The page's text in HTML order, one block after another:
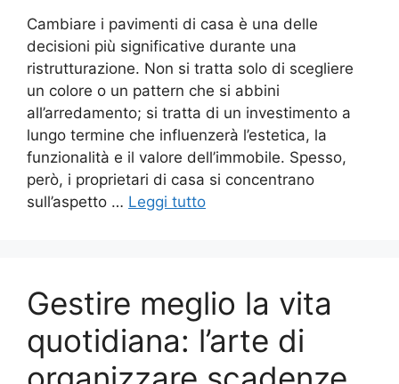
Cambiare i pavimenti di casa è una delle
decisioni più significative durante una
ristrutturazione. Non si tratta solo di scegliere
un colore o un pattern che si abbini
all’arredamento; si tratta di un investimento a
lungo termine che influenzerà l’estetica, la
funzionalità e il valore dell’immobile. Spesso,
però, i proprietari di casa si concentrano
sull’aspetto … Leggi tutto
Gestire meglio la vita
quotidiana: l’arte di